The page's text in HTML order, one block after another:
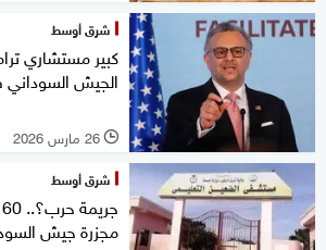
شرق أوسط
كبير مستشاري
الجيش
l 26 مارس 2026
شرق أوسط
مجزرة جيش